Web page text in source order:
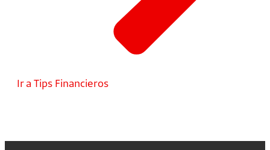
Ir a Tips Financieros